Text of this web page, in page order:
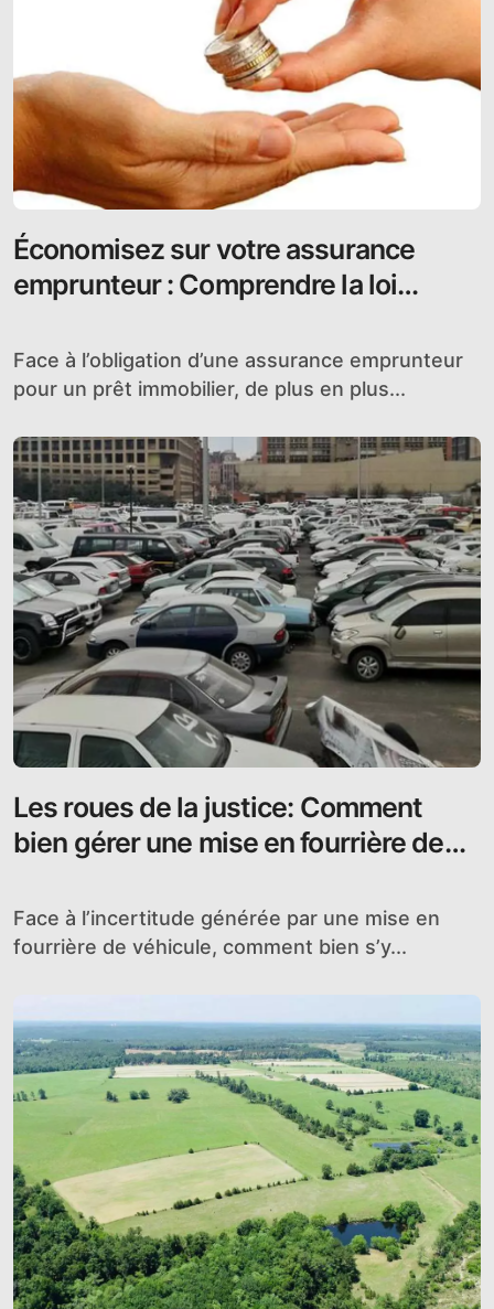
Économisez sur votre assurance
emprunteur : Comprendre la loi
immobilier
Face à l’obligation d’une assurance emprunteur
pour un prêt immobilier, de plus en plus...
Les roues de la justice: Comment
bien gérer une mise en fourrière de
Face à l’incertitude générée par une mise en
fourrière de véhicule, comment bien s’y...